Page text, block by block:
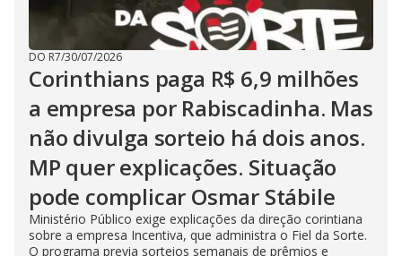
DO R7/30/07/2026
Corinthians paga R$ 6,9 milhões
a empresa por Rabiscadinha. Mas
não divulga sorteio há dois anos.
MP quer explicações. Situação
pode complicar Osmar Stábile
Ministério Público exige explicações da direção corintiana
sobre a empresa Incentiva, que administra o Fiel da Sorte.
O programa previa sorteios semanais de prêmios e